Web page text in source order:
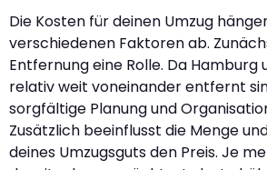
Die Kosten für deinen Umzug
verschiedenen Faktoren ab.
Entfernung eine Rolle. Da Hamburg
relativ weit voneinander entfernt
sorgfältige Planung und
Zusätzlich beeinflusst die Menge
deines Umzugsguts den Preis. Je